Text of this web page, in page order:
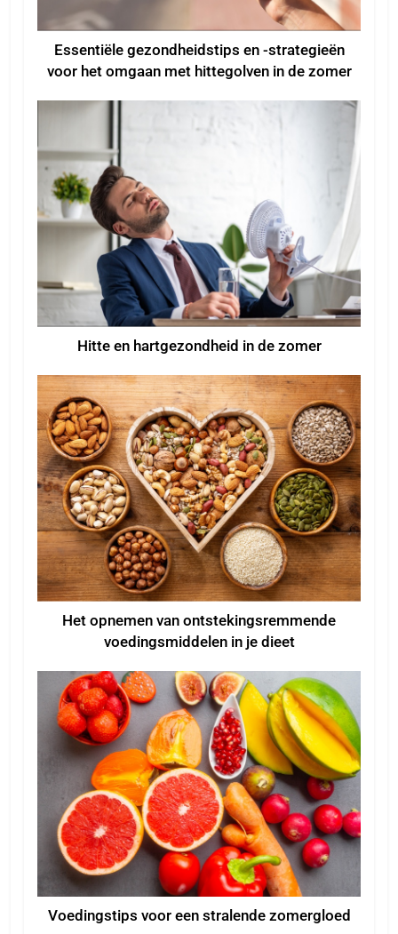
Essentiële gezondheidstips en -strategieën
voor het omgaan met hittegolven in de zomer
Hitte en hartgezondheid in de zomer
Het opnemen van ontstekingsremmende
voedingsmiddelen in je dieet
Voedingstips voor een stralende zomergloed